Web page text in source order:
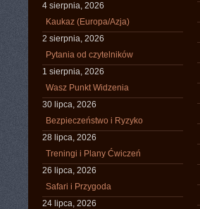
4 sierpnia, 2026
Kaukaz (Europa/Azja)
2 sierpnia, 2026
Pytania od czytelników
1 sierpnia, 2026
Wasz Punkt Widzenia
30 lipca, 2026
Bezpieczeństwo i Ryzyko
28 lipca, 2026
Treningi i Plany Ćwiczeń
26 lipca, 2026
Safari i Przygoda
24 lipca, 2026